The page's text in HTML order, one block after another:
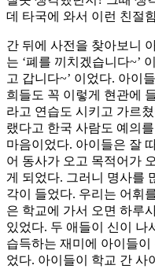
데 타국에 와서 이런 친절
간 뒤에 사전을 찾아보니
는 ‘폐를 끼치겠습니다~’
고 갑니다~’ 이었다. 아이
희들도 꼭 이렇게 현관에
라고 연습도 시키고 가르
랬다고 한국 사람도 예의
마음이었다. 아이들은 잘
어 동사가 오고 목적어가
게 되었다. 그러니 명사를
각이 들었다. 우리는 어휘
은 학교에 가서 오면 하루
있었다. 두 애들이 신이 나
습득하는 재미에 아이들
었다. 아이들이 학교 간 사